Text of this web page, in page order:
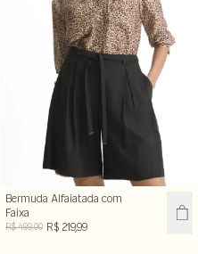
Bermuda Alfaiatada com
Faixa
R$ 499,00 R$ 219,99